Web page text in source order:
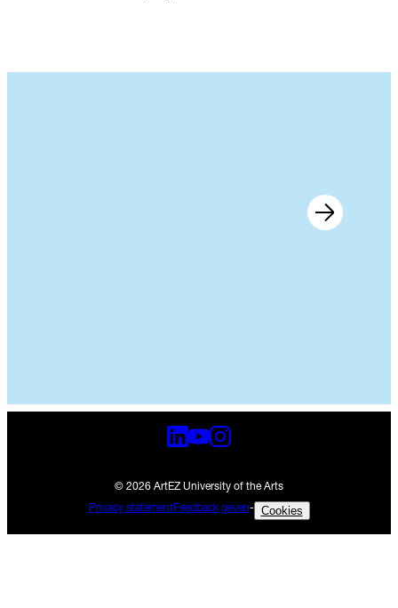
© 2026 ArtEZ University of the Arts
Privacy statementFeedback geven- Cookies